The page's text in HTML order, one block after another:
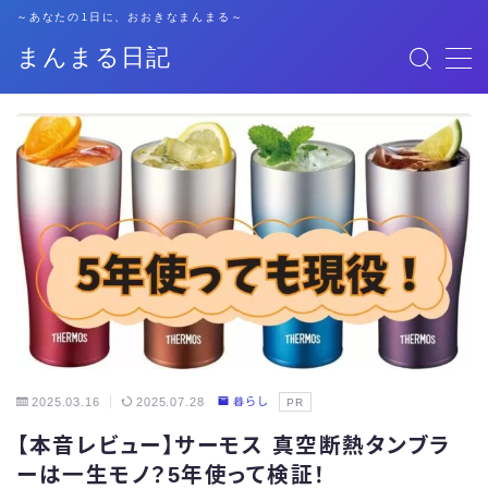
まんまる日記
～あなたの1日に、おおきなまんまる～
格安SIM
暮らし
資格勉強
キャリア
おでかけ
2025.03.16 2025.07.28 暮らし PR
【本音レビュー】サーモス 真空断熱タンブラ
ーは一生モノ？5年使って検証！